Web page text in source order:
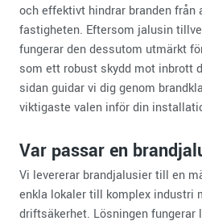
och effektivt hindrar branden från
fastigheten. Eftersom jalusin
fungerar den dessutom utmärkt
som ett robust skydd mot inbrott
sidan guidar vi dig genom
viktigaste valen inför din
Var passar en
Vi levererar brandjalusier till en
enkla lokaler till komplex industri
driftsäkerhet. Lösningen fungerar